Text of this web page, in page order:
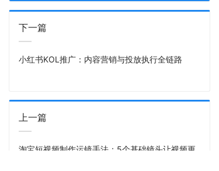
下一篇
小红书KOL推广：内容营销与投放执行全链路
上一篇
淘宝短视频制作运镜手法：5个基础镜头让视频更